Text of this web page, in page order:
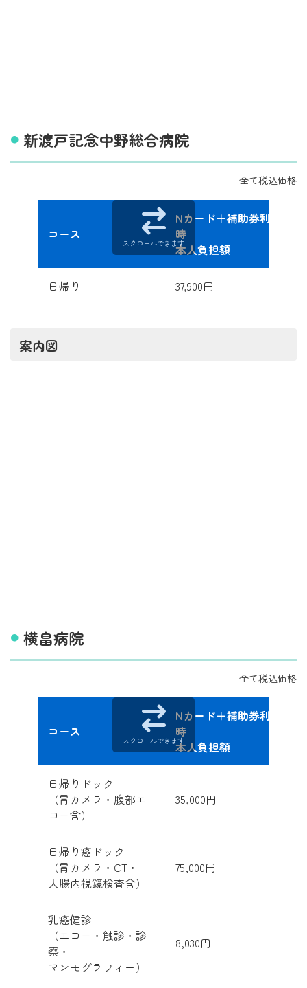
新渡戸記念中野総合病院
全て税込価格
コース
Nカード＋補助券利用
時
本人負担額
日帰り 37,900円
スクロールできます
案内図
横畠病院
全て税込価格
コース
Nカード＋補助券利用
時
本人負担額
日帰りドック
（胃カメラ・腹部エ
コー含）
35,000円
日帰り癌ドック
（胃カメラ・CT・
大腸内視鏡検査含）
75,000円
乳癌健診
（エコー・触診・診
察・
マンモグラフィー）
8,030円
スクロールできます